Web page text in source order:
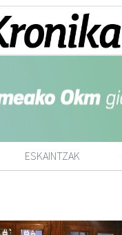
ESKAINTZAK